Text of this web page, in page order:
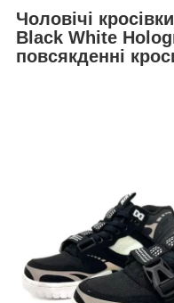
Чоловічі
Black White
повсякденні